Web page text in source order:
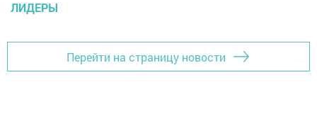
ЛИДЕРЫ
Перейти на страницу новости